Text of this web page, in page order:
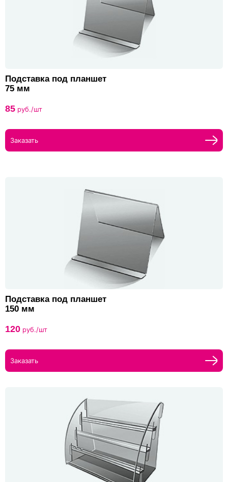
Подставка под планшет
75 мм
85 руб./шт
Заказать
Подставка под планшет
150 мм
120 руб./шт
Заказать